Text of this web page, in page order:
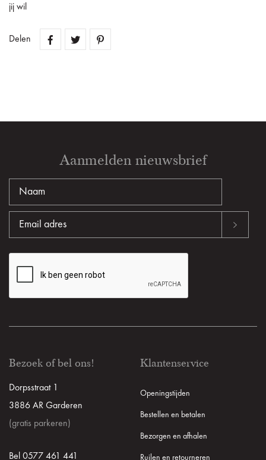
jij wil
Delen
Aanmelden nieuwsbrief
Bezoek of bel ons!
Dorpsstraat 1
3886 AR Garderen
(gratis parkeren)
Bel 0577 461 441
Klantenservice
Openingstijden
Bestellen en betalen
Bezorgen en afhalen
Ruilen en retourneren